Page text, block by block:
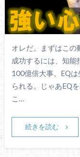
オレだ。まずはこの
成功するには、知
100億倍大事。EQ
られる。じゃあEQ
こ…
続きを読む